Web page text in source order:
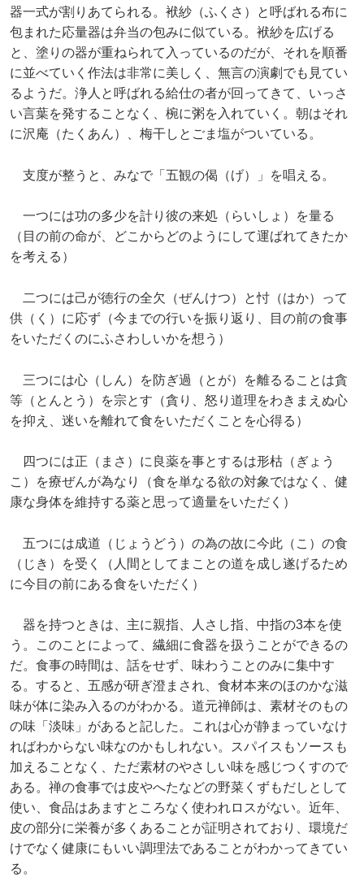
器一式が割りあてられる。袱紗（ふくさ）と呼ばれる布に
包まれた応量器は弁当の包みに似ている。袱紗を広げる
と、塗りの器が重ねられて入っているのだが、それを順番
に並べていく作法は非常に美しく、無言の演劇でも見てい
るようだ。浄人と呼ばれる給仕の者が回ってきて、いっさ
い言葉を発することなく、椀に粥を入れていく。朝はそれ
に沢庵（たくあん）、梅干しとごま塩がついている。
支度が整うと、みなで「五観の偈（げ）」を唱える。
一つには功の多少を計り彼の来処（らいしょ）を量る
（目の前の命が、どこからどのようにして運ばれてきたか
を考える）
二つには己が徳行の全欠（ぜんけつ）と忖（はか）って
供（く）に応ず（今までの行いを振り返り、目の前の食事
をいただくのにふさわしいかを想う）
三つには心（しん）を防ぎ過（とが）を離るることは貪
等（とんとう）を宗とす（貪り、怒り道理をわきまえぬ心
を抑え、迷いを離れて食をいただくことを心得る）
四つには正（まさ）に良薬を事とするは形枯（ぎょう
こ）を療ぜんが為なり（食を単なる欲の対象ではなく、健
康な身体を維持する薬と思って適量をいただく）
五つには成道（じょうどう）の為の故に今此（こ）の食
（じき）を受く（人間としてまことの道を成し遂げるため
に今目の前にある食をいただく）
器を持つときは、主に親指、人さし指、中指の3本を使
う。このことによって、繊細に食器を扱うことができるの
だ。食事の時間は、話をせず、味わうことのみに集中す
る。すると、五感が研ぎ澄まされ、食材本来のほのかな滋
味が体に染み入るのがわかる。道元禅師は、素材そのもの
の味「淡味」があると記した。これは心が静まっていなけ
ればわからない味なのかもしれない。スパイスもソースも
加えることなく、ただ素材のやさしい味を感じつくすので
ある。禅の食事では皮やへたなどの野菜くずもだしとして
使い、食品はあますところなく使われロスがない。近年、
皮の部分に栄養が多くあることが証明されており、環境だ
けでなく健康にもいい調理法であることがわかってきてい
る。